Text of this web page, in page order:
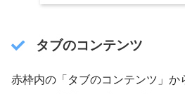
タブのコンテンツ
赤枠内の「タブのコンテンツ」か